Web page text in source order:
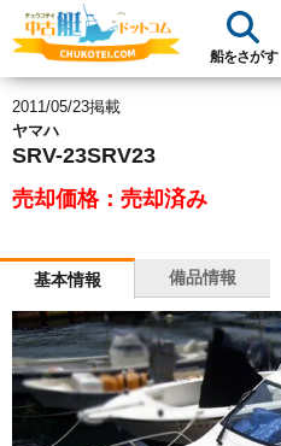
船をさがす
2011/05/23掲載
ヤマハ
SRV-23SRV23
売却価格：売却済み
基本情報 備品情報